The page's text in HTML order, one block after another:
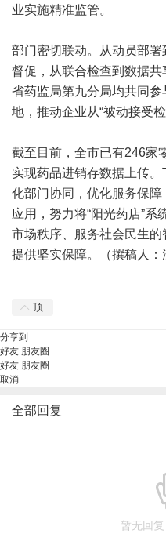
业实施精准监管。
部门密切联动。从动员部
督促，从联合检查到数据共
省药监局第九分局均共同
地，推动企业从“被动接受检
截至目前，全市已有246家
实现药品进销存数据上传
化部门协同，优化服务保
应用，努力将“阳光药店”
市场秩序、服务社会民生
提供坚实保障。（撰稿人：
顶
分享到
好友 朋友圈
好友 朋友圈
取消
全部回复
暂无回